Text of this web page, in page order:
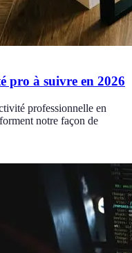
pro à suivre en 2026
professionnelle en
notre façon de